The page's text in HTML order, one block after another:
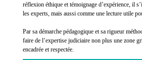
réflexion éthique et témoignage d’expérience, il
les experts, mais aussi comme une lecture utile
Par sa démarche pédagogique et sa rigueur
faire de l’expertise judiciaire non plus une zone
encadrée et respectée.